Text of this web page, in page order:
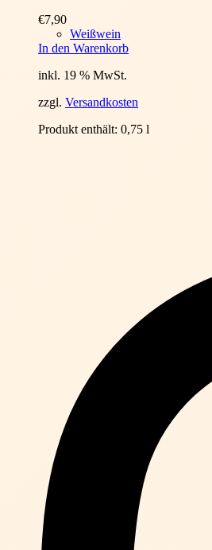
€7,90
Weißwein
In den Warenkorb
inkl. 19 % MwSt.
zzgl. Versandkosten
Produkt enthält: 0,75 l